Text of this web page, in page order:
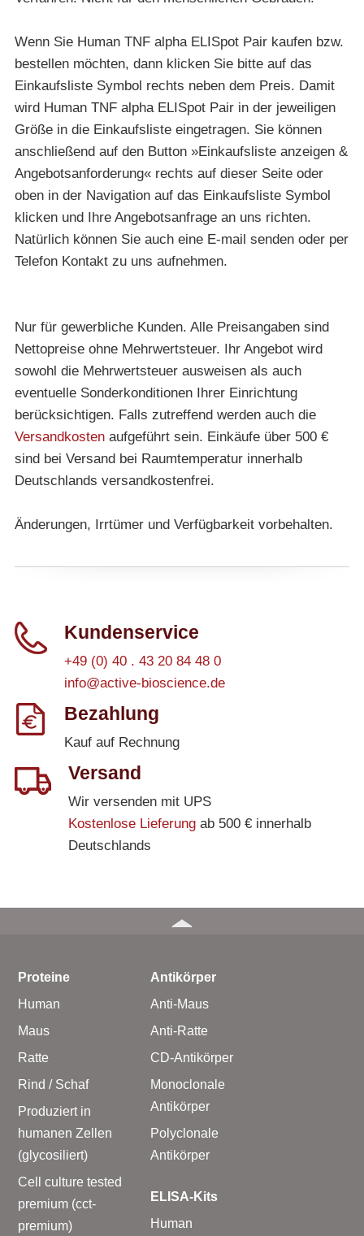
Wenn Sie Human TNF alpha ELISpot Pair kaufen bzw.
bestellen möchten, dann klicken Sie bitte auf das
Einkaufsliste Symbol rechts neben dem Preis. Damit
wird Human TNF alpha ELISpot Pair in der jeweiligen
Größe in die Einkaufsliste eingetragen. Sie können
anschließend auf den Button »Einkaufsliste anzeigen &
Angebotsanforderung« rechts auf dieser Seite oder
oben in der Navigation auf das Einkaufsliste Symbol
klicken und Ihre Angebotsanfrage an uns richten.
Natürlich können Sie auch eine E-mail senden oder per
Telefon Kontakt zu uns aufnehmen.
Nur für gewerbliche Kunden. Alle Preisangaben sind
Nettopreise ohne Mehrwertsteuer. Ihr Angebot wird
sowohl die Mehrwertsteuer ausweisen als auch
eventuelle Sonderkonditionen Ihrer Einrichtung
berücksichtigen. Falls zutreffend werden auch die
Versandkostenaufgeführt sein. Einkäufe über 500 €
sind bei Versand bei Raumtemperatur innerhalb
Deutschlands versandkostenfrei.
Änderungen, Irrtümer und Verfügbarkeit vorbehalten.
Kundenservice
+49 (0) 40 . 43 20 84 48 0
info@active-bioscience.de
Bezahlung
Kauf auf Rechnung
Versand
Wir versenden mit UPS
Kostenlose Lieferungab 500 € innerhalb
Deutschlands
Proteine
Human
Maus
Ratte
Rind / Schaf
Produziert in
humanen Zellen
(glycosiliert)
Cell culture tested
premium (cct-
premium)
Antikörper
Anti-Maus
Anti-Ratte
CD-Antikörper
Monoclonale
Antikörper
Polyclonale
Antikörper
ELISA-Kits
Human